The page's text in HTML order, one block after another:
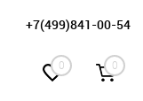
+7(499)841-00-54
0 0